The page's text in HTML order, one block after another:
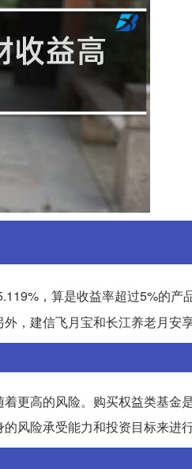
，算是收益率超过5%的产
，建信飞月宝和长江养老月安
更高的风险。购买权益类基金
风险承受能力和投资目标来进行